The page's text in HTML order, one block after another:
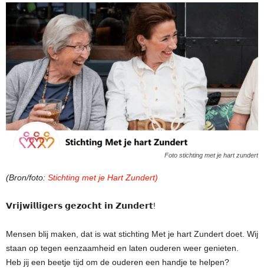
Foto stichting met je hart zundert
(Bron/foto: Stichting met je Hart Zundert)
𝗩𝗿𝗶𝗷𝘄𝗶𝗹𝗹𝗶𝗴𝗲𝗿𝘀 𝗴𝗲𝘇𝗼𝗰𝗵𝘁 𝗶𝗻 𝗭𝘂𝗻𝗱𝗲𝗿𝘁!
Mensen blij maken, dat is wat stichting Met je hart Zundert doet. Wij
staan op tegen eenzaamheid en laten ouderen weer genieten.
Heb jij een beetje tijd om de ouderen een handje te helpen?